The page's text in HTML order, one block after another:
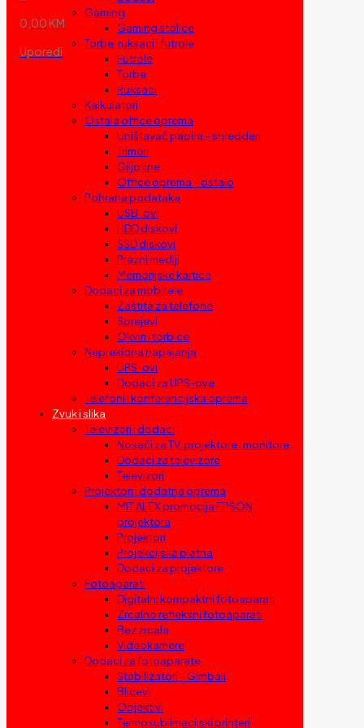
0,00 KM
Uporedi
Gaming
Gaming stolice
Torbe, ruksaci i futrole
Futrole
Torbe
Ruksaci
Kalkulatori
Ostala office oprema
Uništavač papira – shredderi
Trimeri
Giljotine
Office oprema – ostalo
Pohrana podataka
USB-ovi
HDD diskovi
SSD diskovi
Prazni mediji
Memorijske kartice
Dodaci za mobitele
Zaštita za telefone
Sprejevi
Okviri i torbice
Neprekidna napajanja
UPS-ovi
Dodaci za UPS-ove
Telefoni i konferencijska oprema
Zvuk i slika
Televizori i dodaci
Nosači za TV, projektore i monitore
Dodaci za televizore
Televizori
Projektori i dodatna oprema
MIT ALEX promocija EPSON
projektora
Projektori
Projekcijska platna
Dodaci za projektore
Fotoaparati
Digitalni kompaktni fotoaparati
Zrcalno refleksni fotoaparati
Bez zrcala
Videokamere
Dodaci za fotoaparate
Stabilizatori – Gimbali
Blicevi
Objektivi
Termosublimacijski printeri